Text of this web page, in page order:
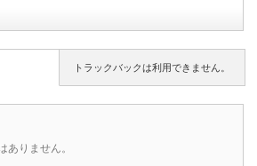
トラックバックは利用できません。
ありません。